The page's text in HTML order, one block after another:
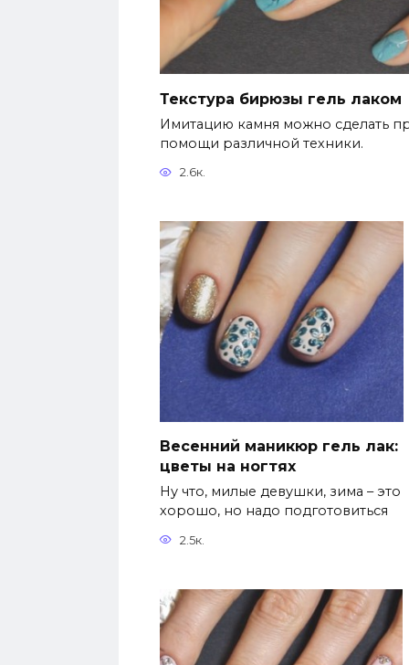
Текстура бирюзы гель лаком
Имитацию камня можно сделать
помощи различной техники.
2.6к.
Весенний маникюр гель лак:
цветы на ногтях
Ну что, милые девушки, зима – это
хорошо, но надо подготовиться
2.5к.